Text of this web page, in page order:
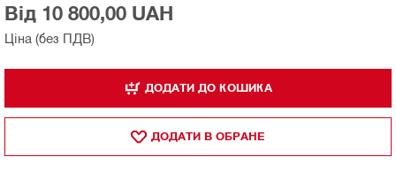
Ціна (без ПДВ)
Від 10 800,00 UAH
ДОДАТИ ДО КОШИКА
ДОДАТИ В ОБРАНЕ